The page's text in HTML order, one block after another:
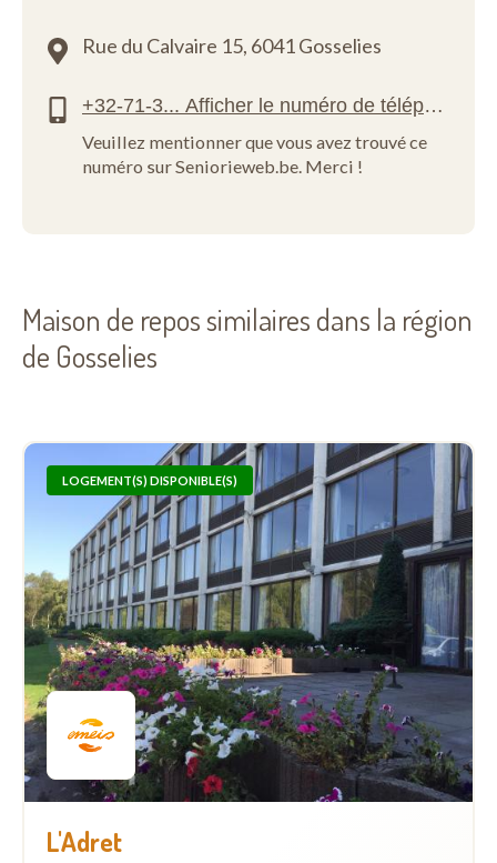
Rue du Calvaire 15, 6041 Gosselies
Veuillez mentionner que vous avez trouvé ce
numéro sur Seniorieweb.be. Merci !
Maison de repos similaires dans la région
de Gosselies
LOGEMENT(S) DISPONIBLE(S)
L'Adret